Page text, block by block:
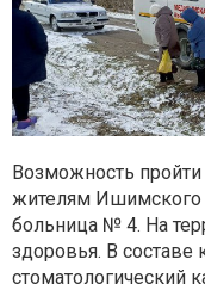
Возможность
жителям Ишимского
больница № 4. На
здоровья. В
стоматологический